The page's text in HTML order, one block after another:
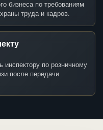
бизнеса по требованиям
труда и кадров.
инспектору по розничному
после передачи